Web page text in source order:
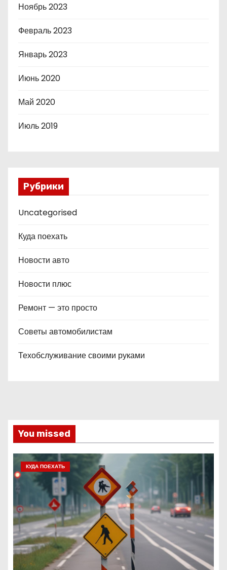
Ноябрь 2023
Февраль 2023
Январь 2023
Июнь 2020
Май 2020
Июль 2019
Рубрики
Uncategorised
Куда поехать
Новости авто
Новости плюс
Ремонт — это просто
Советы автомобилистам
Техобслуживание своими руками
You missed
КУДА ПОЕХАТЬ